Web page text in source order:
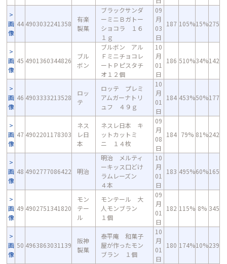
画
像
44 4903032241358
有楽
製菓
ブラックサンダ
ーミニＢガトー
ショコラ １６
１ｇ
09
月
03
日
187 105%15%275
画
像
45 4901360344826
ブル
ボン
ブルボン アル
Ｆミニチョコレ
ートＰピスタチ
オ１２個
10
月
01
日
186 510%34%142
画
像
46 4903333213528
ロッ
テ
ロッテ プレミ
アムガーナトリ
ュフ ４９ｇ
10
月
01
日
184 453%50%177
画
像
47 4902201178303
ネス
レ日
本
ネスレ日本 キ
ットカットミ
ニ １４枚
09
月
08
日
184 79% 81%242
画
像
48 4902777086422 明治
明治 メルティ
ーキッス口どけ
ラムレーズン
４本
10
月
01
日
183 495%60%165
画
像
49 4902751341820
モン
テー
ル
モンテール 大
人モンブラン
１個
09
月
01
日
182 115% 8% 345
画
像
50 4963863031139
阪神
製菓
泰平庵 和菓子
屋が作ったモン
ブラン １個
10
月
01
日
180 174%10%239